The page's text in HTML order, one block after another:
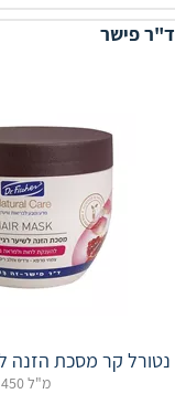
ד"ר פישר
נטורל קר מסכת הזנה
450 מ"ל